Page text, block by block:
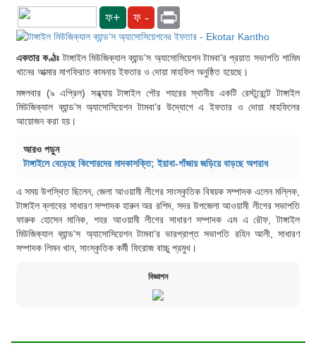
ফ+ ফ -
একতার কণ্ঠঃ টাঙ্গাইল মিউজিক্যাল ব্যান্ড’স অ্যাসোসিয়েশন টামবা’র প্রয়াত সভাপতি শামিম
খানের আত্মার মাগফিরাত কামনায় ইফতার ও দোয়া মাহফিল অনুষ্ঠিত হয়েছে।
মঙ্গলবার (৯ এপ্রিল) সন্ধ্যায় টাঙ্গাইল পৌর শহরের স্থানীয় একটি রেস্টুরেন্টে টাঙ্গাইল
মিউজিক্যাল ব্যান্ড’স অ্যাসোসিয়েশন টামবা’র উদ্যোগে এ ইফতার ও দোয়া মাহফিলের
আয়োজন করা হয়।
আরও পড়ুন
টাঙ্গাইলে বেড়েছে কিশোরদের মাদকাসক্তি; ইয়াবা-গাঁজায় জড়িয়ে বাড়ছে অপরাধ
এ সময় উপস্থিত ছিলেন, জেলা আওয়ামী লীগের সাংস্কৃতিক বিষয়ক সম্পাদক এলেন মল্লিক,
টাঙ্গাইল ক্লাবের সাধারণ সম্পাদক হারুন অর রশিদ, সদর উপজেলা আওয়ামী লীগের সভাপতি
ফারুক হোসেন মানিক, শহর আওয়ামী লীগের সাধারণ সম্পাদক এম এ রৌফ, টাঙ্গাইল
মিউজিক্যাল ব্যান্ড’স অ্যাসোসিয়েশন টামবা’র ভারপ্রাপ্ত সভাপতি রহিন আলী, সাধারণ
সম্পাদক লিমন খান, সাংস্কৃতিক কর্মী ফিরোজ বাচ্চু প্রমুখ।
বিজ্ঞাপন